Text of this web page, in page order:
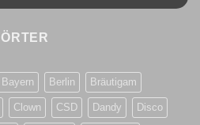
Bayern Berlin Bräutigam
Clown CSD Dandy Disco